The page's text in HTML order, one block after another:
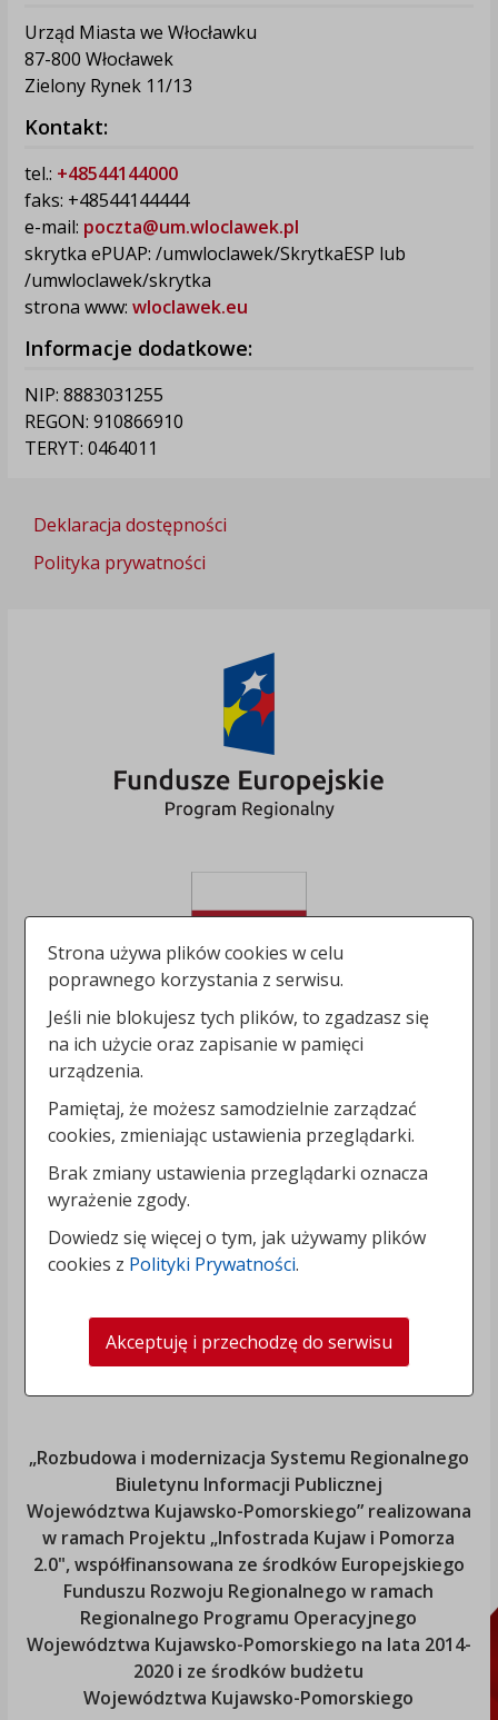
Urząd Miasta we Włocławku
87-800 Włocławek
Zielony Rynek 11/13
Kontakt:
tel.: +48544144000
faks: +48544144444
e-mail: poczta@um.wloclawek.pl
skrytka ePUAP: /umwloclawek/SkrytkaESP lub
/umwloclawek/skrytka
strona www: wloclawek.eu
Informacje dodatkowe:
NIP: 8883031255
REGON: 910866910
TERYT: 0464011
Deklaracja dostępności
Polityka prywatności
„Rozbudowa i modernizacja Systemu Regionalnego
Biuletynu Informacji Publicznej
Województwa Kujawsko-Pomorskiego” realizowana
w ramach Projektu „Infostrada Kujaw i Pomorza
2.0", współfinansowana ze środków Europejskiego
Funduszu Rozwoju Regionalnego w ramach
Regionalnego Programu Operacyjnego
Województwa Kujawsko-Pomorskiego na lata 2014-
2020 i ze środków budżetu
Województwa Kujawsko-Pomorskiego
Strona używa plików cookies w celu
poprawnego korzystania z serwisu.
Jeśli nie blokujesz tych plików, to zgadzasz się
na ich użycie oraz zapisanie w pamięci
urządzenia.
Pamiętaj, że możesz samodzielnie zarządzać
cookies, zmieniając ustawienia przeglądarki.
Brak zmiany ustawienia przeglądarki oznacza
wyrażenie zgody.
Dowiedz się więcej o tym, jak używamy plików
cookies z Polityki Prywatności.
Akceptuję i przechodzę do serwisu